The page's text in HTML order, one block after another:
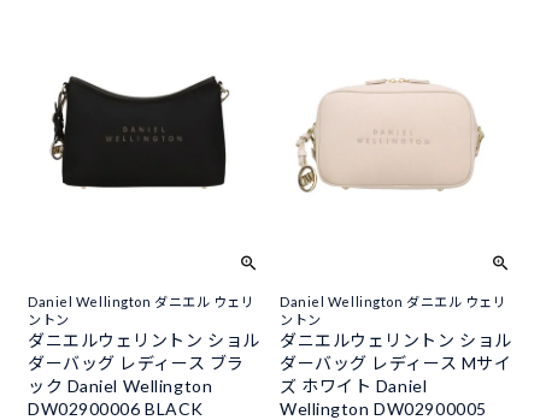
Daniel Wellington ダニエル ウェリ
ントン
ダニエルウェリントン ショル
ダーバッグ レディース ブラ
ック Daniel Wellington
DW02900006 BLACK
Daniel Wellington ダニエル ウェリ
ントン
ダニエルウェリントン ショル
ダーバッグ レディース Mサイ
ズ ホワイト Daniel
Wellington DW02900005